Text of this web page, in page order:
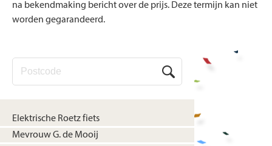
na bekendmaking bericht over de prijs. Deze termijn kan niet
worden gegarandeerd.
Elektrische Roetz fiets
Mevrouw G. de Mooij